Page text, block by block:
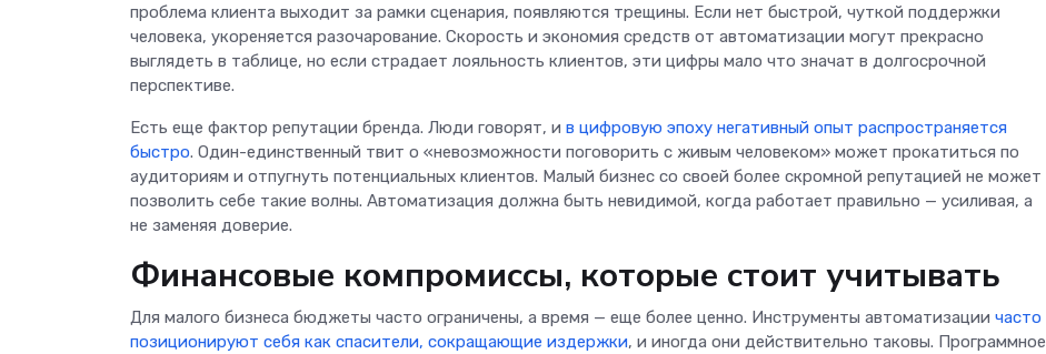
проблема клиента выходит за рамки сценария, появляются трещины. Если нет быстрой, чуткой поддержки
человека, укореняется разочарование. Скорость и экономия средств от автоматизации могут прекрасно
выглядеть в таблице, но если страдает лояльность клиентов, эти цифры мало что значат в долгосрочной
перспективе.
Есть еще фактор репутации бренда. Люди говорят, и в цифровую эпоху негативный опыт распространяется
быстро. Один-единственный твит о «невозможности поговорить с живым человеком» может прокатиться по
аудиториям и отпугнуть потенциальных клиентов. Малый бизнес со своей более скромной репутацией не может
позволить себе такие волны. Автоматизация должна быть невидимой, когда работает правильно — усиливая, а
не заменяя доверие.
Финансовые компромиссы, которые стоит учитывать
Для малого бизнеса бюджеты часто ограничены, а время — еще более ценно. Инструменты автоматизации часто
позиционируют себя как спасители, сокращающие издержки, и иногда они действительно таковы. Программное